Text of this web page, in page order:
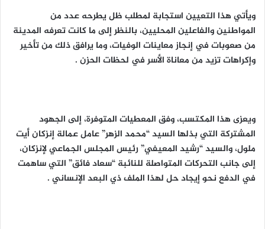
ويأتي هذا التعيين استجابة لمطلب ظل يطرحه عدد من
المواطنين والفاعلين المحليين، بالنظر إلى ما كانت تعرفه المدينة
من صعوبات في إنجاز معاينات الوفيات، وما يرافق ذلك من تأخير
وإكراهات تزيد من معاناة الأسر في لحظات الحزن .
ويعزى هذا المكتسب، وفق المعطيات المتوفرة، إلى الجهود
المشتركة التي بذلها السيد “محمد الزهر” عامل عمالة إنزكان أيت
ملول، والسيد “رشيد المعيفي” رئيس المجلس الجماعي لإنزكان،
إلى جانب التحركات المتواصلة للنائبة “سعاد فائق” التي ساهمت
في الدفع نحو إيجاد حل لهذا الملف ذي البعد الإنساني .